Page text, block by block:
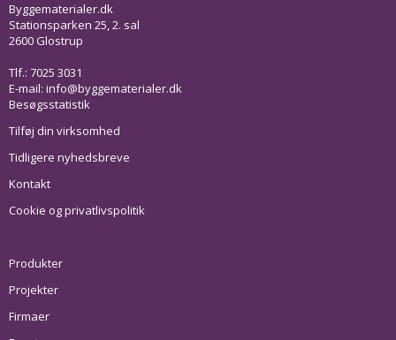
Byggematerialer.dk
Stationsparken 25, 2. sal
2600 Glostrup
Tlf.: 7025 3031
E-mail: info@byggematerialer.dk
Besøgsstatistik
Tilføj din virksomhed
Tidligere nyhedsbreve
Kontakt
Cookie og privatlivspolitik
Produkter
Projekter
Firmaer